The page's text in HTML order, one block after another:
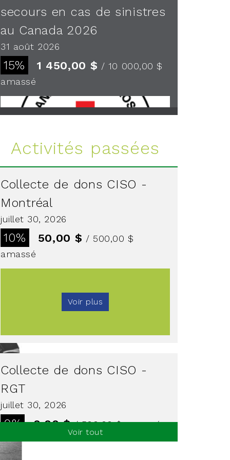
secours en cas de sinistres
au Canada 2026
31 août 2026
15% 1 450,00 $ / 10 000,00 $
amassé
Activités passées
Collecte de dons CISO -
Montréal
juillet 30, 2026
10% 50,00 $ / 500,00 $
amassé
Voir plus
Collecte de dons CISO -
RGT
juillet 30, 2026
0% 0,00 $/ 500,00 $amassé
Voir tout